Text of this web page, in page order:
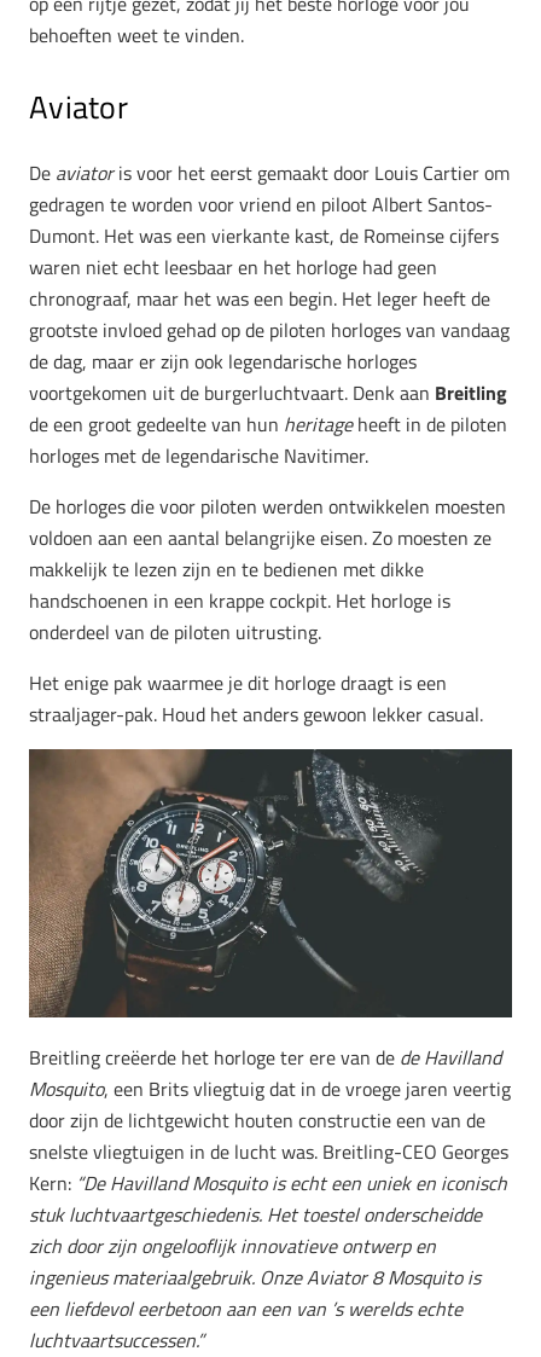
behoeften weet te vinden.
Aviator
De aviatoris voor het eerst gemaakt door Louis Cartier om
gedragen te worden voor vriend en piloot Albert Santos-
Dumont. Het was een vierkante kast, de Romeinse cijfers
waren niet echt leesbaar en het horloge had geen
chronograaf, maar het was een begin. Het leger heeft de
grootste invloed gehad op de piloten horloges van vandaag
de dag, maar er zijn ook legendarische horloges
voortgekomen uit de burgerluchtvaart. Denk aan Breitling
de een groot gedeelte van hun heritageheeft in de piloten
horloges met de legendarische Navitimer.
De horloges die voor piloten werden ontwikkelen moesten
voldoen aan een aantal belangrijke eisen. Zo moesten ze
makkelijk te lezen zijn en te bedienen met dikke
handschoenen in een krappe cockpit. Het horloge is
onderdeel van de piloten uitrusting.
Het enige pak waarmee je dit horloge draagt is een
straaljager-pak. Houd het anders gewoon lekker casual.
Breitling creëerde het horloge ter ere van de de Havilland
Mosquito, een Brits vliegtuig dat in de vroege jaren veertig
door zijn de lichtgewicht houten constructie een van de
snelste vliegtuigen in de lucht was. Breitling-CEO Georges
Kern: “De Havilland Mosquito is echt een uniek en iconisch
stuk luchtvaartgeschiedenis. Het toestel onderscheidde
zich door zijn ongelooflijk innovatieve ontwerp en
ingenieus materiaalgebruik. Onze Aviator 8 Mosquito is
een liefdevol eerbetoon aan een van ’s werelds echte
luchtvaartsuccessen.”